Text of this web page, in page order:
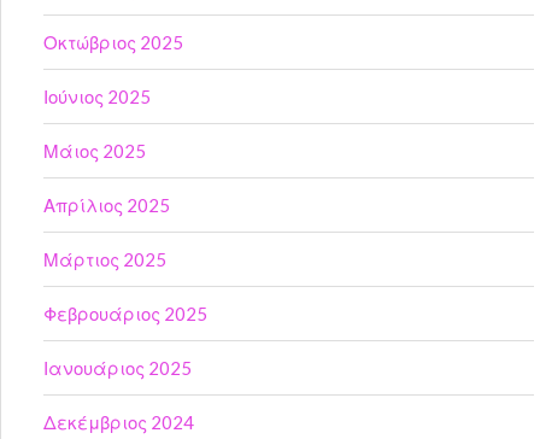
Οκτώβριος 2025
Ιούνιος 2025
Μάιος 2025
Απρίλιος 2025
Μάρτιος 2025
Φεβρουάριος 2025
Ιανουάριος 2025
Δεκέμβριος 2024